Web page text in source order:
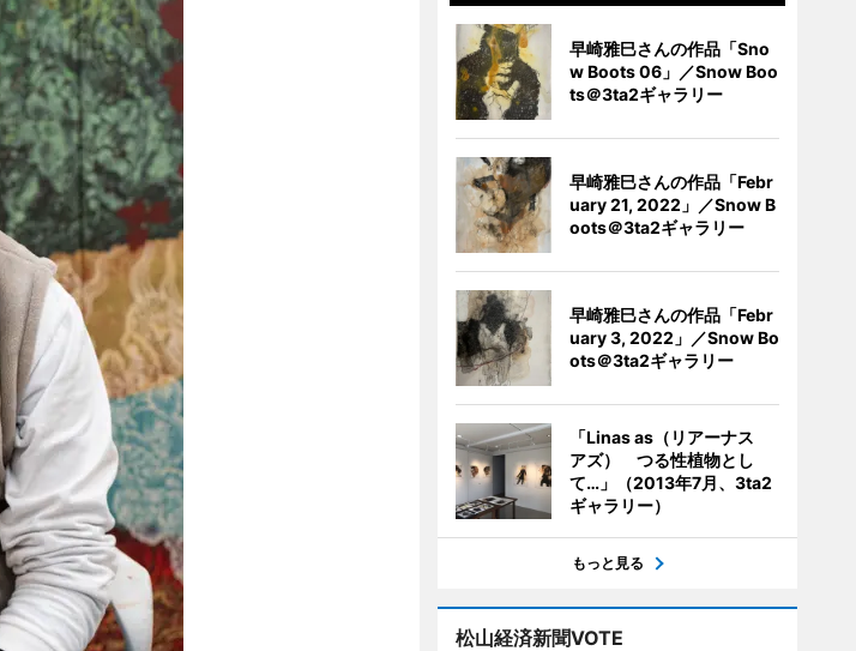
早崎雅巳さんの作品「Sno
w Boots 06」／Snow Boo
ts＠3ta2ギャラリー
早崎雅巳さんの作品「Febr
uary 21, 2022」／Snow B
oots＠3ta2ギャラリー
早崎雅巳さんの作品「Febr
uary 3, 2022」／Snow Bo
ots＠3ta2ギャラリー
「Linas as（リアーナス
アズ） つる性植物とし
て…」（2013年7月、3ta2
ギャラリー）
もっと見る
松山経済新聞VOTE